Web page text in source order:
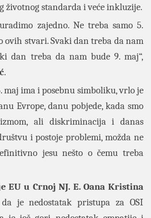
životnog standarda i veće inkluzije.
zajedno. Ne treba samo 5.
ovih stvari. Svaki dan treba da nam
dan treba da nam bude 9. maj“,
.
maj ima i posebnu simboliku, vrlo je
Evrope, danu pobjede, kada smo
ali diskriminacija i danas
i postoje problemi, možda ne
jesu nešto o čemu treba
EU u Crnoj NJ. E. Oana Kristina
je nedostatak pristupa za OSI